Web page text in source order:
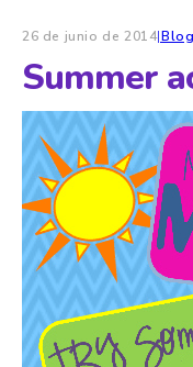
26 de junio de 2014|Blog
Summer